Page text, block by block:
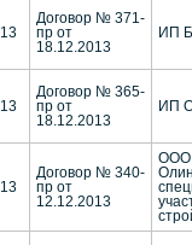
Договор № 371-
пр от
18.12.2013
ИП
Договор № 365-
пр от
18.12.2013
ИП
Договор № 340-
пр от
12.12.2013
ООО